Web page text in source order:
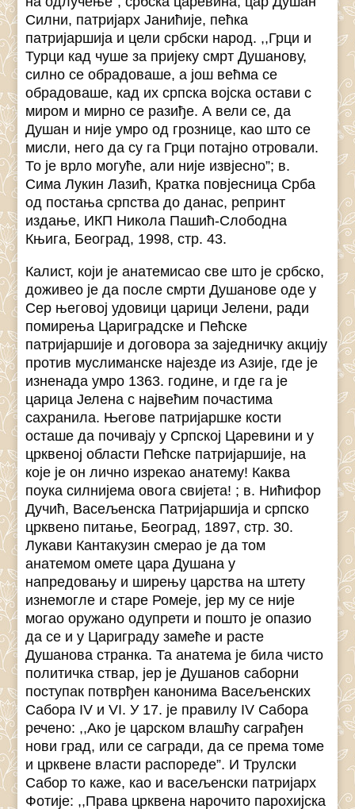
Силни, патријарх Јанићије, пећка
патријаршија и цели србски народ. ,,Грци и
Турци кад чуше за пријеку смрт Душанову,
силно се обрадоваше, а још већма се
обрадоваше, кад их српска војска остави с
миром и мирно се разиђе. А вели се, да
Душан и није умро од грознице, као што се
мисли, него да су га Грци потајно отровали.
То је врло могуће, али није извјесно”; в.
Сима Лукин Лазић, Кратка повјесница Срба
од постања српства до данас, репринт
издање, ИКП Никола Пашић-Слободна
Књига, Београд, 1998, стр. 43.
Калист, који је анатемисао све што је србско,
доживео је да после смрти Душанове оде у
Сер његовој удовици царици Јелени, ради
помирења Цариградске и Пећске
патријаршије и договора за заједничку акцију
против муслиманске најезде из Азије, где је
изненада умро 1363. године, и где га је
царица Јелена с највећим почастима
сахранила. Његове патријаршке кости
осташе да почивају у Српској Царевини и у
црквеној области Пећске патријаршије, на
које је он лично изрекао анатему! Каква
поука силнијема овога свијета! ; в. Нићифор
Дучић, Васељенска Патријаршија и српско
црквено питање, Београд, 1897, стр. 30.
Лукави Кантакузин смерао је да том
анатемом омете цара Душана у
напредовању и ширењу царства на штету
изнемогле и старе Ромеје, јер му се није
могао оружано одупрети и пошто је опазио
да се и у Цариграду замеће и расте
Душанова странка. Та анатема је била чисто
политичка ствар, јер је Душанов саборни
поступак потврђен канонима Васељенских
Сабора IV и VI. У 17. је правилу IV Сабора
речено: ,,Ако је царском влашћу саграђен
нови град, или се сагради, да се према томе
и црквене власти распореде”. И Трулски
Сабор то каже, као и васељенски патријарх
Фотије: ,,Права црквена нарочито парохијска